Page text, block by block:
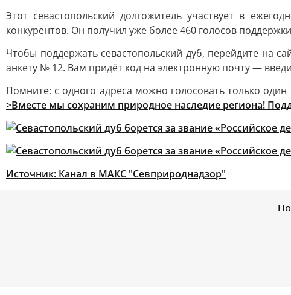
Этот севастопольский долгожитель участвует в
конкурентов. Он получил уже более 460 голосов
Чтобы поддержать севастопольский дуб, перейдите на
анкету № 12. Вам придёт код на электронную почту —
Помните: с одного адреса можно голосовать только
>Вместе мы сохраним природное наследие региона!
Источник: Канал в МАКС "Севприроднадзор"